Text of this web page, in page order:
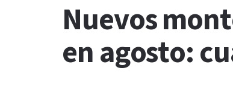
Nuevos
en agosto: